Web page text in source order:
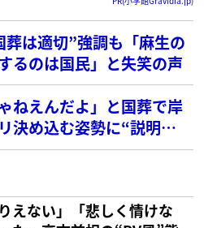
は適切”強調も「麻生の
るのは国民」と失笑の声
ねえんだよ」と国葬で岸
決め込む姿勢に“説明し
りえない」「悲しく情けな